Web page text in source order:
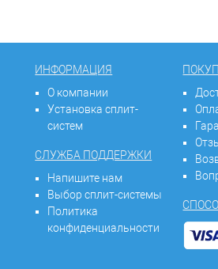
ИНФОРМАЦИЯ
О компании
Установка сплит-
систем
СЛУЖБА ПОДДЕРЖКИ
Напишите нам
Выбор сплит-системы
Политика
конфиденциальности